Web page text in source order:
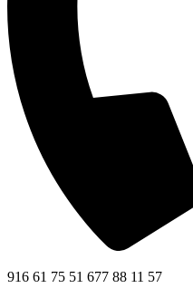
916 61 75 51 677 88 11 57